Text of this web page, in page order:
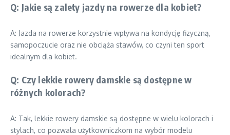
Q: Jakie są zalety jazdy na rowerze dla kobiet?
A: Jazda na rowerze korzystnie wpływa na kondycję fizyczną,
samopoczucie oraz nie obciąża stawów, co czyni ten sport
idealnym dla kobiet.
Q: Czy lekkie rowery damskie są dostępne w
różnych kolorach?
A: Tak, lekkie rowery damskie są dostępne w wielu kolorach i
stylach, co pozwala użytkowniczkom na wybór modelu